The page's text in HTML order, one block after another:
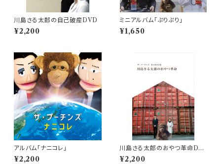
川島さる太郎の自己破産DVD
¥2,200
ミニアルバム「ぷりぷり」
¥1,650
アルバム「ナニコレ」
¥2,200
川島さる太郎のおやつ革命DV
D
¥2,200